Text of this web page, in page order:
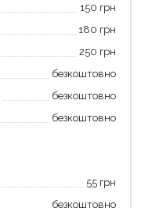
150 грн
180 грн
250 грн
безкоштовно
безкоштовно
безкоштовно
55 грн
безкоштовно